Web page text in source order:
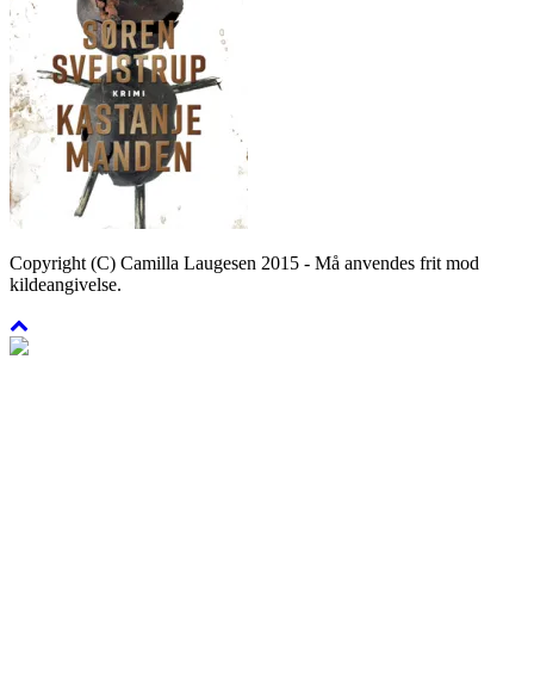
Copyright (C) Camilla Laugesen 2015 - Må anvendes frit mod
kildeangivelse.